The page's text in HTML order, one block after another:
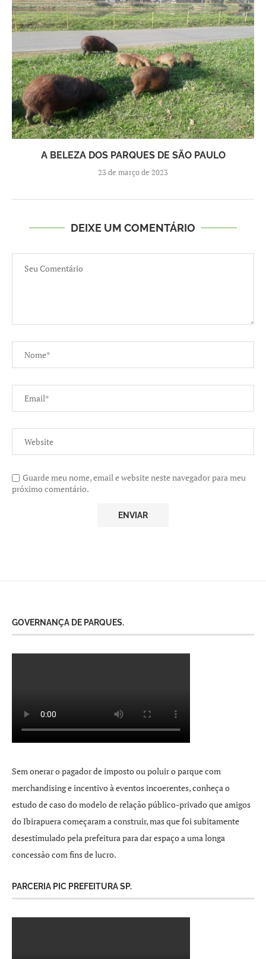
A BELEZA DOS PARQUES DE SÃO PAULO
23 de março de 2023
DEIXE UM COMENTÁRIO
Guarde meu nome, email e website neste navegador para meu
próximo comentário.
GOVERNANÇA DE PARQUES.
Sem onerar o pagador de imposto ou poluir o parque com
merchandising e incentivo à eventos incoerentes, conheça o
estudo de caso do modelo de relação público-privado que amigos
do Ibirapuera começaram a construir, mas que foi subitamente
desestimulado pela prefeitura para dar espaço a uma longa
concessão com fins de lucro.
PARCERIA PIC PREFEITURA SP.